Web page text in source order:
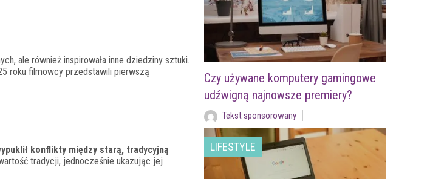
ale również inspirowała inne dziedziny sztuki.
roku filmowcy przedstawili pierwszą
konflikty między starą, tradycyjną
tradycji, jednocześnie ukazując jej
Czy używane komputery gamingowe
udźwigną najnowsze premiery?
Tekst sponsorowany
LIFESTYLE